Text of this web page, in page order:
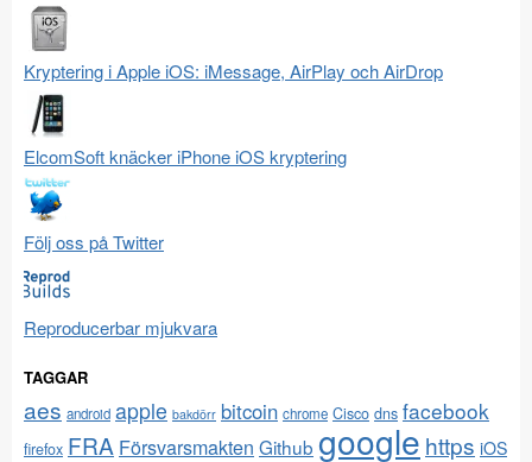
Kryptering i Apple iOS: iMessage, AirPlay och AirDrop
ElcomSoft knäcker iPhone iOS kryptering
Följ oss på Twitter
Reproducerbar mjukvara
TAGGAR
aes android apple bakdörr bitcoin chrome Cisco dns facebook
firefox FRA Försvarsmakten Github google https iOS